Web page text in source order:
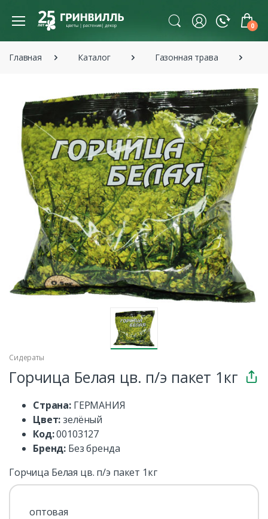
0
Главная Каталог Газонная трава
Сидераты
Горчица Белая цв. п/э пакет 1кг
Страна: ГЕРМАНИЯ
Цвет:зелёный
Код:00103127
Бренд: Без бренда
Горчица Белая цв. п/э пакет 1кг
оптовая